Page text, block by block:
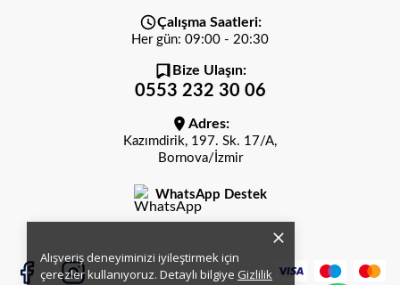
Alışveriş deneyiminizi iyileştirmek için
çerezler kullanıyoruz. Detaylı bilgiye Gizlilik
Çalışma Saatleri:
Her gün: 09:00 - 20:30
Bize Ulaşın:
0553 232 30 06
Adres:
Kazımdirik, 197. Sk. 17/A,
Bornova/İzmir
WhatsApp Destek